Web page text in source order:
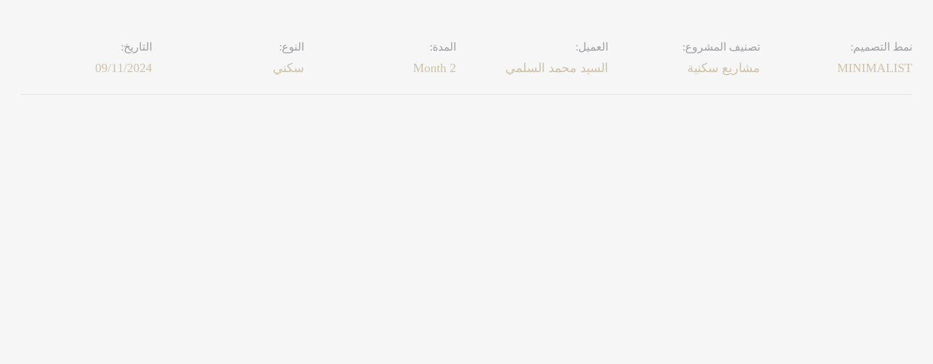
نمط التصميم:
MINIMALIST
تصنيف المشروع:
مشاريع سكنية
العميل:
السيد محمد السلمي
المدة:
2 Month
النوع:
سكني
التاريخ:
09/11/2024